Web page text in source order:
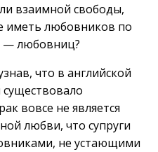
взаимной свободы,
иметь любовников по
— любовниц?
что в английской
существовало
вовсе не является
любви, что супруги
не устающими